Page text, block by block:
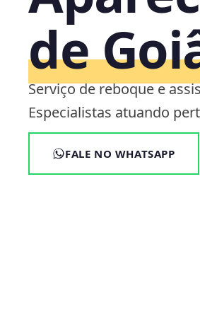
de
Serviço de reboque e
Especialistas atuando
FALE NO WHATSAPP